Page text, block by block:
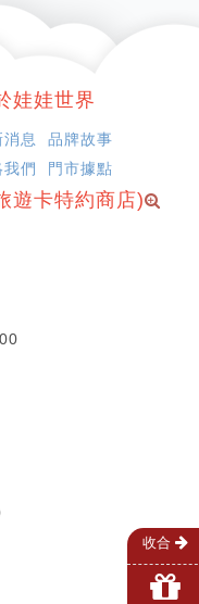
娃娃世界
消息
品牌故事
我們
門市據點
遊卡特約商店)
收合